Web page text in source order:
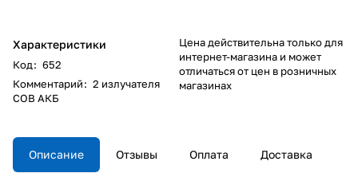
Характеристики
Код: 652
Комментарий: 2 излучателя
СОВ АКБ
Цена действительна только для
интернет-магазина и может
отличаться от цен в розничных
магазинах
Описание Отзывы Оплата Доставка